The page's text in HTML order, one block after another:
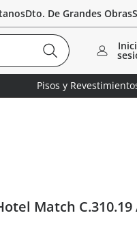
Dto. De Grandes Obras
Pisos y
Match C.310.19